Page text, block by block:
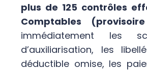
plus de 125 contrôles
Comptables
immédiatement les
d’auxiliarisation, les
déductible omise, les